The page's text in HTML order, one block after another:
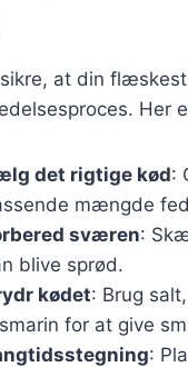
at din
Her
det rigtige kød:
mængde
sværen:
blive sprød.
kødet: Brug
for at give
: